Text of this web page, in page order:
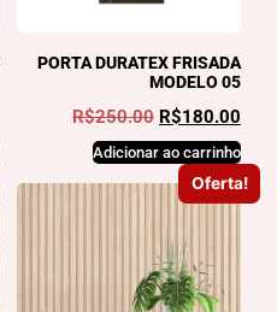
PORTA DURATEX FRISADA
MODELO 05
R$250.00 R$180.00
Adicionar ao carrinho
Oferta!